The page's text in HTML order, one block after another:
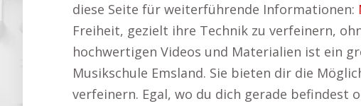
diese Seite für weiterführende Informationen:
Freiheit, gezielt ihre Technik zu verfeinern,
hochwertigen Videos und Materialien ist ein
Musikschule Emsland. Sie bieten dir die
verfeinern. Egal, wo du dich gerade